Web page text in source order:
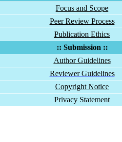
Focus and Scope
Peer Review Process
Publication Ethics
:: Submission ::
Author Guidelines
Reviewer Guidelines
Copyright Notice
Privacy Statement